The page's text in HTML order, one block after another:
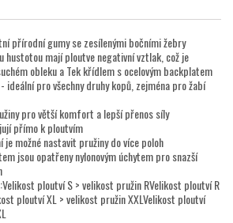
přírodní gumy se zesílenými bočními žebry
hustotou mají ploutve negativní vztlak, což je
obleku a Tek křídlem s ocelovým backplatem
ideální pro všechny druhy kopů, zejména pro žabí
pro větší komfort a lepší přenos síly
přímo k ploutvím
možné nastavit pružiny do více poloh
jsou opatřeny nylonovým úchytem pro snazší
ploutví S > velikost pružin RVelikost ploutví R
ploutví XL > velikost pružin XXLVelikost ploutví